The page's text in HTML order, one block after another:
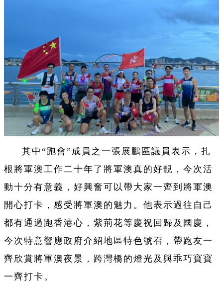
其中“跑會”成員之一張展鵬區議員表示，扎
根將軍澳工作二十年了將軍澳真的好靚，今次活
動十分有意義，好興奮可以帶大家一齊到將軍澳
開心打卡，感受將軍澳的魅力。他表示過往自己
都有通過跑香港心，紫荊花等慶祝回歸及國慶，
今次特意響應政府介紹地區特色號召，帶跑友一
齊欣賞將軍澳夜景，跨灣橋的燈光及與乖巧寶寶
一齊打卡。